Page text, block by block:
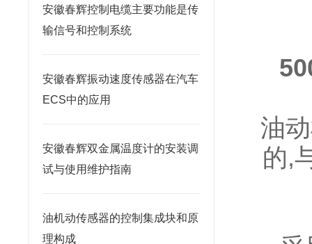
安徽春辉控制电缆主要功能是传
输信号和控制系统
安徽春辉振动速度传感器在汽车
ECS中的应用
安徽春辉双金属温度计的安装调
试与使用维护指南
油机动传感器的控制集成块和原
理构成
油
的,